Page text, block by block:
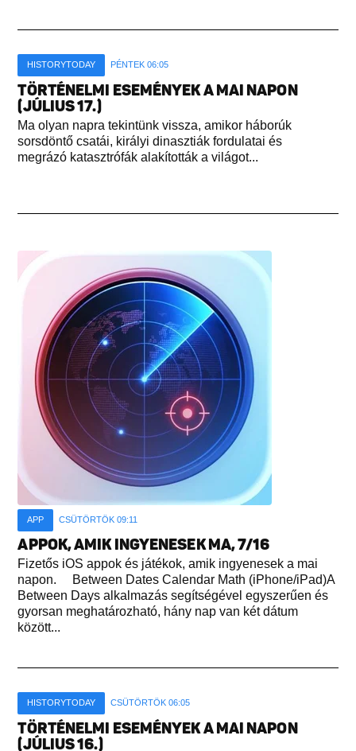
HISTORYTODAY PÉNTEK 06:05
TÖRTÉNELMI ESEMÉNYEK A MAI NAPON
(JÚLIUS 17.)
Ma olyan napra tekintünk vissza, amikor háborúk
sorsdöntő csatái, királyi dinasztiák fordulatai és
megrázó katasztrófák alakították a világot...
APP CSÜTÖRTÖK 09:11
APPOK, AMIK INGYENESEK MA, 7/16
Fizetős iOS appok és játékok, amik ingyenesek a mai
napon. Between Dates Calendar Math (iPhone/iPad)A
Between Days alkalmazás segítségével egyszerűen és
gyorsan meghatározható, hány nap van két dátum
között...
HISTORYTODAY CSÜTÖRTÖK 06:05
TÖRTÉNELMI ESEMÉNYEK A MAI NAPON
(JÚLIUS 16.)